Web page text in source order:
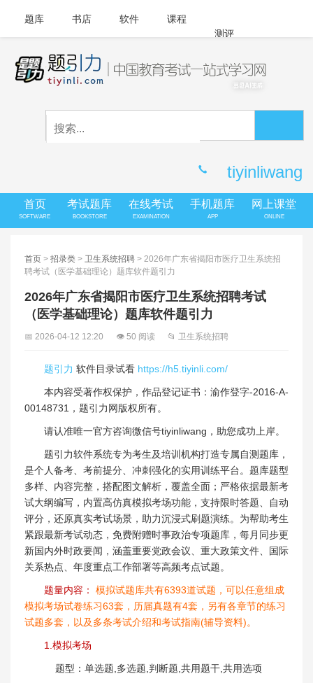
题库 书店 软件
课程
测评
APP下载
tiyinliwang
首页
SOFTWARE
考试题库
BOOKSTORE
在线考试
EXAMINATION
手机题库
APP
网上课堂
ONLINE
首页 > 招录类 > 卫生系统招聘 > 2026年广东省揭阳市医疗卫生系统招
聘考试（医学基础理论）题库软件题引力
2026年广东省揭阳市医疗卫生系统招聘考试
（医学基础理论）题库软件题引力
📅 2026-04-12 12:20 👁 50 阅读 📂 卫生系统招聘
题引力 软件目录试看 https://h5.tiyinli.com/
本内容受著作权保护，作品登记证书：渝作登字-2016-A-
00148731，题引力网版权所有。
请认准唯一官方咨询微信号tiyinliwang，助您成功上岸。
题引力软件系统专为考生及培训机构打造专属自测题库，
是个人备考、考前提分、冲刺强化的实用训练平台。题库题型
多样、内容完整，搭配图文解析，覆盖全面；严格依据最新考
试大纲编写，内置高仿真模拟考场功能，支持限时答题、自动
评分，还原真实考试场景，助力沉浸式刷题演练。为帮助考生
紧跟最新考试动态，免费附赠时事政治专项题库，每月同步更
新国内外时政要闻，涵盖重要党政会议、重大政策文件、国际
关系热点、年度重点工作部署等高频考点试题。
题量内容： 模拟试题库共有6393道试题，可以任意组成
模拟考场试卷练习63套，历届真题有4套，另有各章节的练习
试题多套，以及多条考试介绍和考试指南(辅导资料)。
1.模拟考场
题型：单选题,多选题,判断题,共用题干,共用选项